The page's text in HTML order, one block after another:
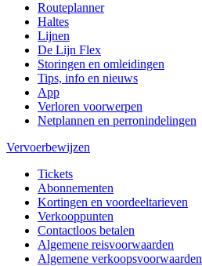
Routeplanner
Haltes
Lijnen
De Lijn Flex
Storingen en omleidingen
Tips, info en nieuws
App
Verloren voorwerpen
Netplannen en perronindelingen
Vervoerbewijzen
Tickets
Abonnementen
Kortingen en voordeeltarieven
Verkooppunten
Contactloos betalen
Algemene reisvoorwaarden
Algemene verkoopsvoorwaarden